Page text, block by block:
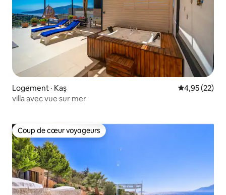
Logement · Kaş Note
4,95 (22)
villa avec vue sur mer
Coup de cœur voyageurs
Coup de cœur voyageurs